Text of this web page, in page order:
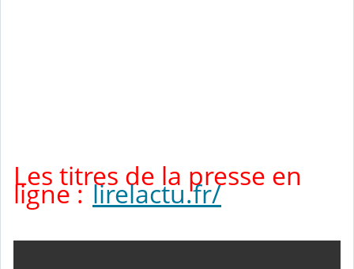
Les titres de la presse en
ligne : lirelactu.fr/